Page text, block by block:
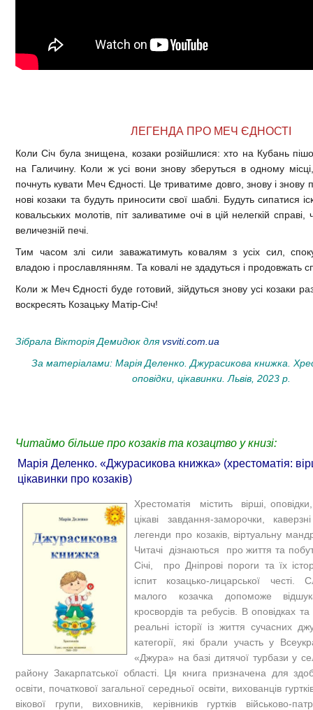
ЛЕГЕНДА ПРО МЕЧ ЄДНОСТІ
Коли Січ була знищена, козаки розійшлися: хто на Кубань
на Галичину. Коли ж усі вони знову зберуться в одному
почнуть кувати Меч Єдності. Це триватиме довго, знову і знову
нові козаки та будуть приносити свої шаблі. Будуть сипатися
ковальських молотів, піт заливатиме очі в цій нелегкій
величезній печі.
Тим часом злі сили заважатимуть ковалям з усіх сил,
владою і прославлянням. Та ковалі не здадуться і продовжать
Коли ж Меч Єдності буде готовий, зійдуться знову усі козаки
воскресять Козацьку Матір-Січ!
Зібрала Вікторія Демидюк дляvsviti.com.ua
За матеріалами: Марія Деленко. Джурасикова книжка.
оповідки, цікавинки. Львів, 2023 р.
Читаймо більше про козаків та козацтво у книзі:
Марія Деленко. «Джурасикова книжка» (хрестоматія:
цікавинки про козаків)
Хрестоматія містить вірші,
цікаві завдання-заморочки,
легенди про козаків, віртуальну
Читачі дізнаються про життя та побут
Січі, про Дніпрові пороги та їх
іспит козацько-лицарської честі.
малого козачка допоможе
кросвордів та ребусів. В оповідках
реальні історії із життя сучасних
категорії, які брали участь у
«Джура» на базі дитячої турбази у
району Закарпатської області. Ця книга призначена для
освіти, початкової загальної середньої освіти, вихованців
вікової групи, виховників, керівників гуртків військово-